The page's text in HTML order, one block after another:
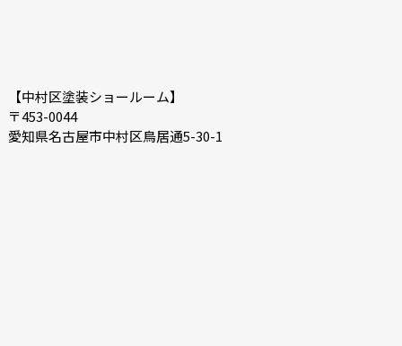
【中村区塗装ショールーム】
〒453-0044
愛知県名古屋市中村区鳥居通5-30-1